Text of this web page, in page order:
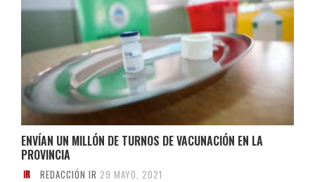
ENVÍAN UN MILLÓN DE TURNOS DE VACUNACIÓN EN LA
PROVINCIA
REDACCIÓN IR 29 MAYO, 2021